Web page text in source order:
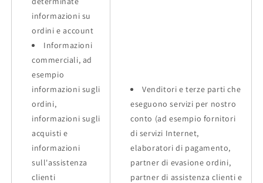
informazioni su
ordini e account
Informazioni
commerciali, ad
esempio
informazioni sugli
ordini,
informazioni sugli
acquisti e
informazioni
sull'assistenza
clienti
Venditori e terze parti che
eseguono servizi per nostro
conto (ad esempio fornitori
di servizi Internet,
elaboratori di pagamento,
partner di evasione ordini,
partner di assistenza clienti e